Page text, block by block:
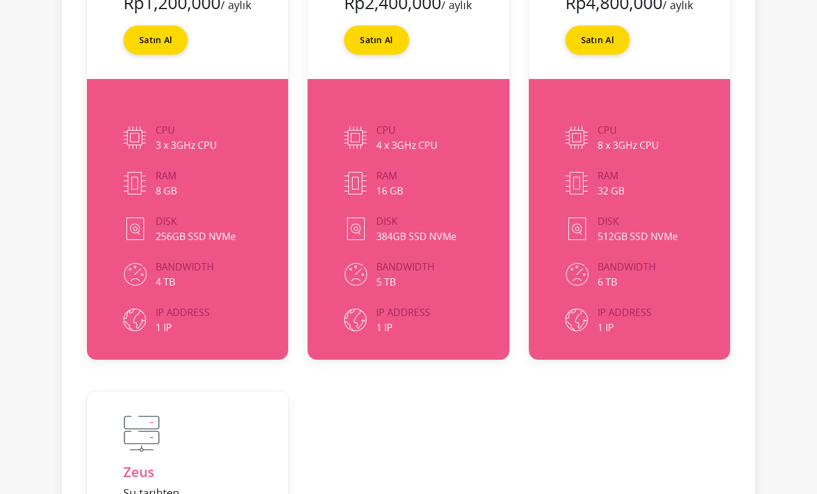
/ aylık
Satın Al
CPU
3 x 3GHz CPU
RAM
8 GB
DISK
256GB SSD NVMe
BANDWIDTH
4 TB
IP ADDRESS
1 IP
/ aylık
Satın Al
CPU
4 x 3GHz CPU
RAM
16 GB
DISK
384GB SSD NVMe
BANDWIDTH
5 TB
IP ADDRESS
1 IP
/ aylık
Satın Al
CPU
8 x 3GHz CPU
RAM
32 GB
DISK
512GB SSD NVMe
BANDWIDTH
6 TB
IP ADDRESS
1 IP
Zeus